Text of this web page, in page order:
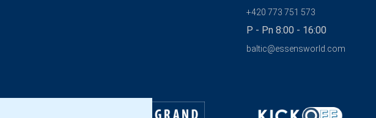
+420 773 751 573
P - Pn 8:00 - 16:00
baltic@essensworld.com